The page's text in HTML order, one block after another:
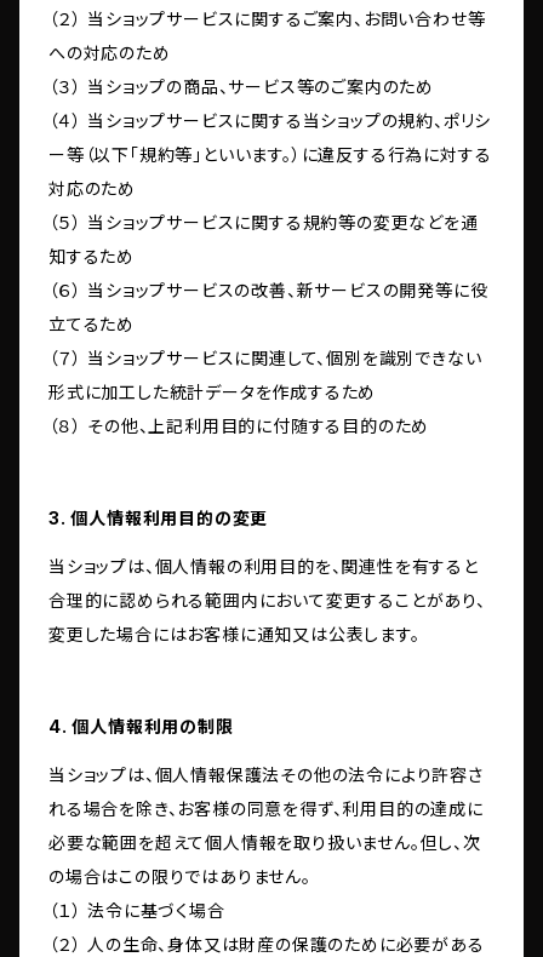
（２） 当ショップサービスに関するご案内、お問い合わせ等
への対応のため
（３） 当ショップの商品、サービス等のご案内のため
（４） 当ショップサービスに関する当ショップの規約、ポリシ
ー等（以下「規約等」といいます。）に違反する行為に対する
対応のため
（５） 当ショップサービスに関する規約等の変更などを通
知するため
（６） 当ショップサービスの改善、新サービスの開発等に役
立てるため
（７） 当ショップサービスに関連して、個別を識別できない
形式に加工した統計データを作成するため
（８） その他、上記利用目的に付随する目的のため
3. 個人情報利用目的の変更
当ショップは、個人情報の利用目的を、関連性を有すると
合理的に認められる範囲内において変更することがあり、
変更した場合にはお客様に通知又は公表します。
4. 個人情報利用の制限
当ショップは、個人情報保護法その他の法令により許容さ
れる場合を除き、お客様の同意を得ず、利用目的の達成に
必要な範囲を超えて個人情報を取り扱いません。但し、次
の場合はこの限りではありません。
（１） 法令に基づく場合
（２） 人の生命、身体又は財産の保護のために必要がある